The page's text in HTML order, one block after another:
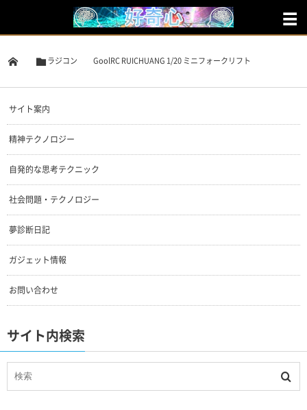
ラジコン GoolRC RUICHUANG 1/20 ミニフォークリフト
サイト案内
精神テクノロジー
自発的な思考テクニック
社会問題・テクノロジー
夢診断日記
ガジェット情報
お問い合わせ
サイト内検索